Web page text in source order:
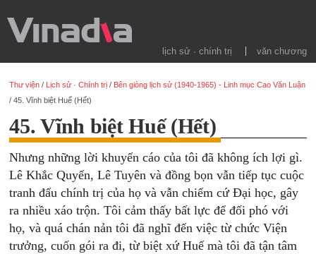
lịch sử · chính trị văn chương
Thư viện / Lịch sử · Chính trị / Bên giòng lịch sử (1940-1965) - Linh mục Cao Văn Luận
/45. Vĩnh biệt Huế (Hết)
45. Vĩnh biệt Huế (Hết)
Nhưng những lời khuyến cáo của tôi đã không ích lợi gì.
Lê Khắc Quyến, Lê Tuyên và đồng bọn vẫn tiếp tục cuộc
tranh đấu chính trị của họ và vẫn chiếm cứ Đại học, gây
ra nhiều xáo trộn. Tôi cảm thấy bất lực để đối phó với
họ, và quá chán nản tôi đã nghĩ đến việc từ chức Viện
trưởng, cuốn gói ra đi, từ biệt xứ Huế mà tôi đã tận tâm